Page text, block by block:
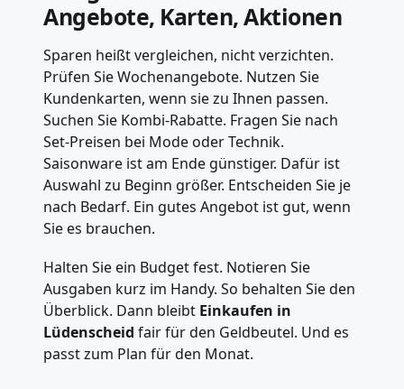
Angebote, Karten, Aktionen
Sparen heißt vergleichen, nicht verzichten.
Prüfen Sie Wochenangebote. Nutzen Sie
Kundenkarten, wenn sie zu Ihnen passen.
Suchen Sie Kombi-Rabatte. Fragen Sie nach
Set-Preisen bei Mode oder Technik.
Saisonware ist am Ende günstiger. Dafür ist
Auswahl zu Beginn größer. Entscheiden Sie je
nach Bedarf. Ein gutes Angebot ist gut, wenn
Sie es brauchen.
Halten Sie ein Budget fest. Notieren Sie
Ausgaben kurz im Handy. So behalten Sie den
Überblick. Dann bleibt Einkaufen in
Lüdenscheid fair für den Geldbeutel. Und es
passt zum Plan für den Monat.